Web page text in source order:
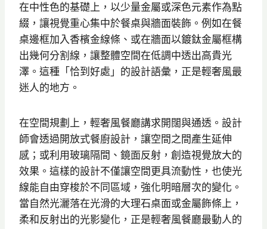
在中性色的基礎上，以少量金屬或深色元素作為點
綴，讓視覺重心集中於餐桌與牆面裝飾。例如在餐
桌邊框加入香檳金線條、或在牆面以鍍鈦金屬框構
出幾何分割線，讓整體空間在低調中透出高貴光
澤。這種「恰到好處」的設計語彙，正是輕奢風最
迷人的地方。
在空間規劃上，輕奢風餐廳講求開闊與通透。設計
師會透過開放式餐廚設計，讓空間之間產生延伸
感；或利用玻璃隔間、鏡面反射，創造視覺放大的
效果。這樣的設計不僅讓空間更具流動性，也使光
線能自由穿梭於不同區域，強化明暗層次的變化。
當自然光灑落在光滑的大理石桌面或金屬飾條上，
柔和反射出的光影變化，正是輕奢風餐廳最動人的